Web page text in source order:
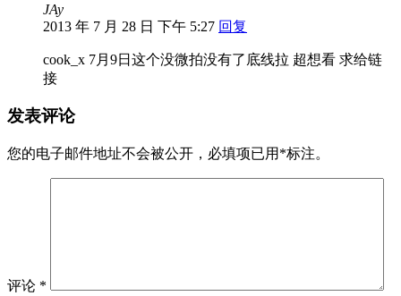
JAy
2013 年 7 月 28 日 下午 5:27 回复
cook_x 7月9日这个没微拍没有了底线拉 超想看 求给链
接
发表评论
您的电子邮件地址不会被公开， 必填项已用 *标注。
评论 *